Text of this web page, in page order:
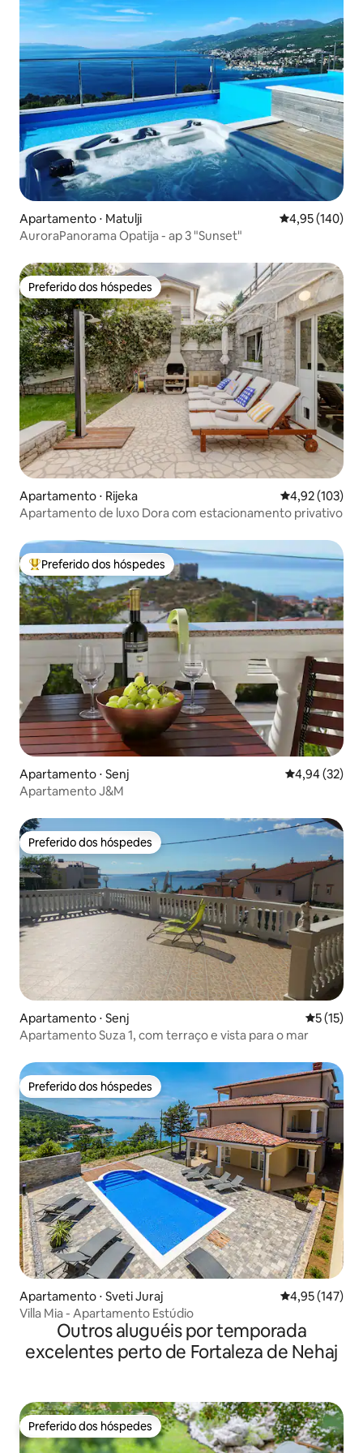
Apartamento ⋅ Matulji 4,95 de uma
4,95 (140)
AuroraPanorama Opatija - ap 3 "Sunset"
Preferido dos hóspedes
Preferido dos hóspedes
Apartamento ⋅ Rijeka 4,92 de uma
4,92 (103)
Apartamento de luxo Dora com estacionamento privativo
Entre os melhores preferidos dos hóspedes
Preferido dos hóspedes
Apartamento ⋅ Senj 4,94 de uma
4,94 (32)
Apartamento J&M
Preferido dos hóspedes
Preferido dos hóspedes
Apartamento ⋅ Senj 5 de uma
5 (15)
Apartamento Suza 1, com terraço e vista para o mar
Preferido dos hóspedes
Preferido dos hóspedes
Apartamento ⋅ Sveti Juraj 4,95 de uma
4,95 (147)
Villa Mia - Apartamento Estúdio
Outros aluguéis por temporada
excelentes perto de Fortaleza de Nehaj
Preferido dos hóspedes
Preferido dos hóspedes